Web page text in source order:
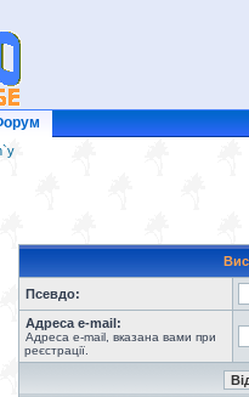
Псевдо:
Адреса e-mail:
Адреса e-mail, вказана вами при
реєстрації.